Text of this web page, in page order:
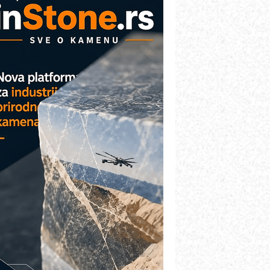
- Lim i mašine za savremena